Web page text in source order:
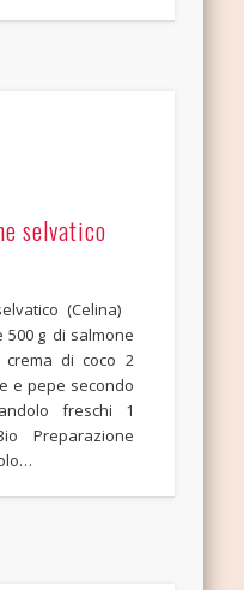
selvatico
(Celina)
500 g di salmone
di coco 2
e pepe secondo
freschi 1
Preparazione